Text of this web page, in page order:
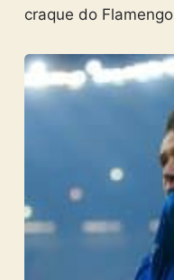
craque do Flamengo